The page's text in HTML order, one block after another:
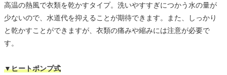
高温の熱風で衣類を乾かすタイプ。洗いやすすぎにつかう水の量が
少ないので、水道代を抑えることが期待できます。また、しっかり
と乾かすことができますが、衣類の痛みや縮みには注意が必要で
す。
▼ヒートポンプ式